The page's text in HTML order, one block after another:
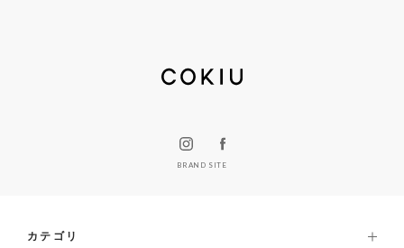
BRAND SITE
カテゴリ